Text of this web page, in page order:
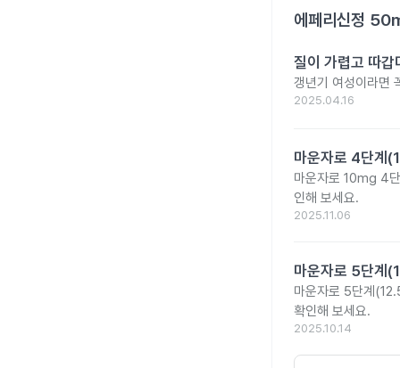
에페리신정
질이 가렵고 따
갱년기 여성이라면
2025.04.16
마운자로 4단계
마운자로 10mg 4
인해 보세요.
2025.11.06
마운자로 5단계
마운자로 5단계
확인해 보세요.
2025.10.14